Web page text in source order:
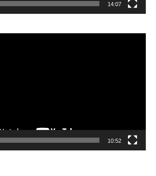
14:07
10:52